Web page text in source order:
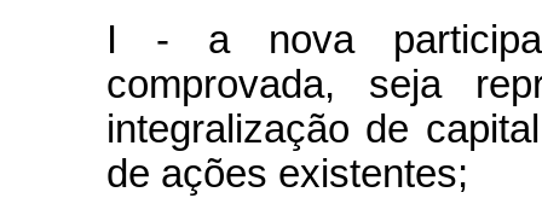
I - a nova
comprovada, seja
integralização de
de ações existentes;